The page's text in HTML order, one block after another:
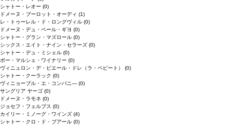
シャトー・レオー (0)
ドメーヌ・ブーロット・オーディ (1)
レ・トゥーレル・ド・ロングヴィル (0)
ドメーヌ・デュ・ペール・ギヨ (0)
シャトー・グラン・マズロール (0)
シックス・エイト・ナイン・セラーズ (0)
シャトー・デュ・ミシェル (0)
ボー・マルシェ・ワイナリー (0)
ヴィニュロン・デ・ピエール・ドレ（ラ・ペピート） (0)
シャトー・クーラック (0)
ヴィニョーブル・エ・コンパニ― (0)
サングリア ヤーゴ (0)
ドメーヌ・ラモネ (0)
ジョセフ・フェルプス (0)
カイリー・ミノーグ・ワインズ (4)
シャトー・クロ・ド・ブアール (0)